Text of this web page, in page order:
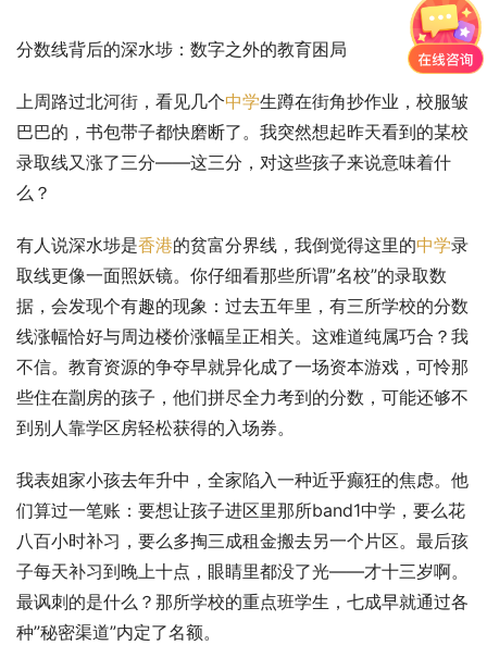
分数线背后的深水埗：数字之外的教育困局
上周路过北河街，看见几个中学生蹲在街角抄作业，校服皱
巴巴的，书包带子都快磨断了。我突然想起昨天看到的某校
录取线又涨了三分——这三分，对这些孩子来说意味着什
么？
有人说深水埗是香港的贫富分界线，我倒觉得这里的中学录
取线更像一面照妖镜。你仔细看那些所谓”名校”的录取数
据，会发现个有趣的现象：过去五年里，有三所学校的分数
线涨幅恰好与周边楼价涨幅呈正相关。这难道纯属巧合？我
不信。教育资源的争夺早就异化成了一场资本游戏，可怜那
些住在劏房的孩子，他们拼尽全力考到的分数，可能还够不
到别人靠学区房轻松获得的入场券。
我表姐家小孩去年升中，全家陷入一种近乎癫狂的焦虑。他
们算过一笔账：要想让孩子进区里那所band1中学，要么花
八百小时补习，要么多掏三成租金搬去另一个片区。最后孩
子每天补习到晚上十点，眼睛里都没了光——才十三岁啊。
最讽刺的是什么？那所学校的重点班学生，七成早就通过各
种”秘密渠道”内定了名额。